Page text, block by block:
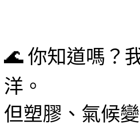
🌊 你知道嗎？
洋。
但塑膠、氣候